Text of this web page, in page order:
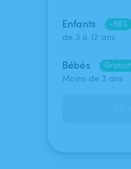
Enfants
-50%
de 3 à 12 ans
Bébés
Gratuit
Moins de 3 ans